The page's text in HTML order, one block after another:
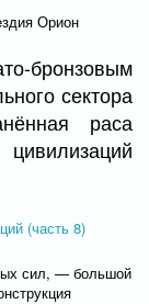
Орион
бронзовым
сектора
раса
сил, — большой